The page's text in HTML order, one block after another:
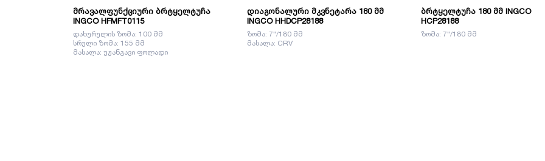
მრავალფუნქციური ბრტყელტუჩა
INGCO HFMFT0115
დახურულის ზომა: 100 მმ
სრული ზომა: 155 მმ
მასალა: უჟანგავი ფოლადი
დიაგონალური მკვნეტარა 180 მმ
INGCO HHDCP28188
ზომა: 7"/180 მმ
მასალა: CRV
ბრტყელტუჩა 180 მმ INGCO
HCP28188
ზომა: 7"/180 მმ